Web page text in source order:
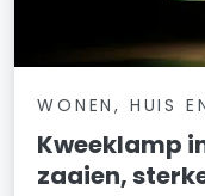
WONEN, HUIS
Kweeklamp
zaaien,